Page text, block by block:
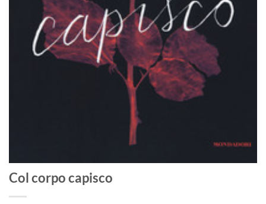
Col corpo capisco